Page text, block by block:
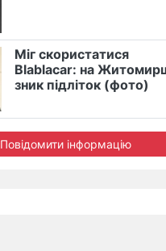
Міг скористатися
Blablacar: на
зник підліток (фото)
Повідомити інформацію